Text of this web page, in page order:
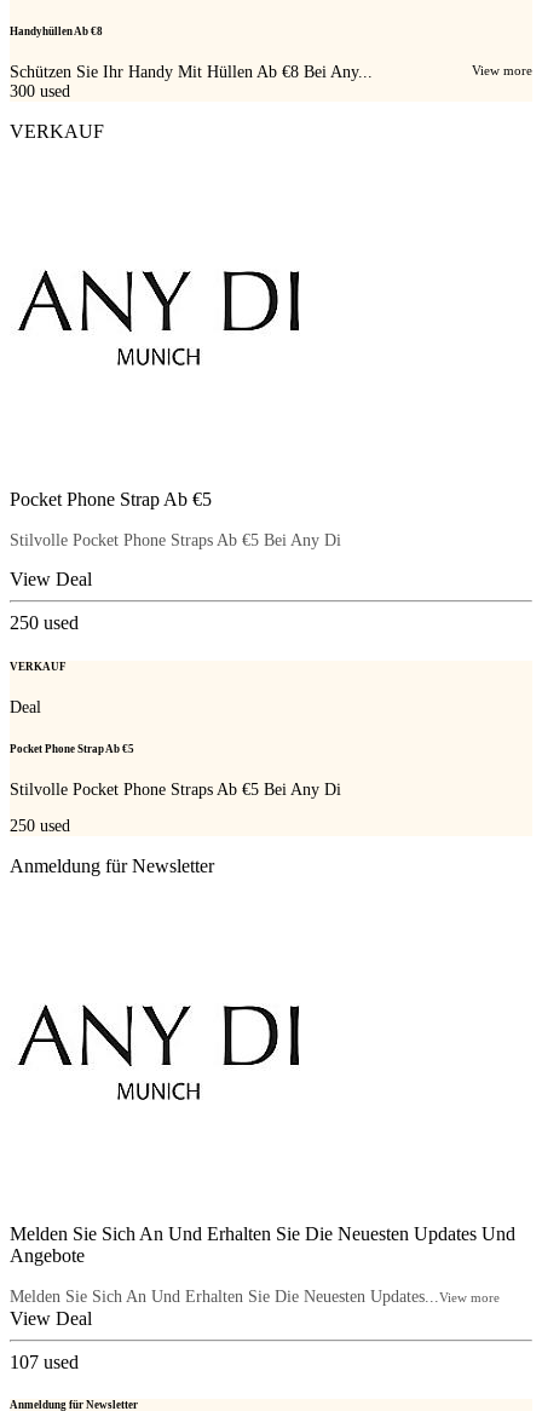
Handyhüllen Ab €8
Schützen Sie Ihr Handy Mit Hüllen Ab €8 Bei Any... View more
300 used
VERKAUF
Pocket Phone Strap Ab €5
Stilvolle Pocket Phone Straps Ab €5 Bei Any Di
View Deal
250 used
VERKAUF
Deal
Pocket Phone Strap Ab €5
Stilvolle Pocket Phone Straps Ab €5 Bei Any Di
250 used
Anmeldung für Newsletter
Melden Sie Sich An Und Erhalten Sie Die Neuesten Updates Und
Angebote
Melden Sie Sich An Und Erhalten Sie Die Neuesten Updates... View more
View Deal
107 used
Anmeldung für Newsletter